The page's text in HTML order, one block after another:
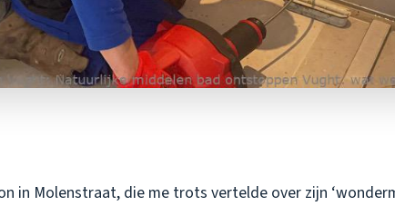
in Molenstraat, die me trots vertelde over zijn